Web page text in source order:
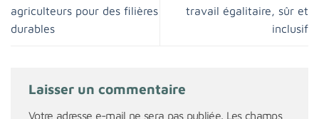
agriculteurs pour des filières
durables
travail égalitaire, sûr et
inclusif
Laisser un commentaire
Votre adresse e-mail ne sera pas publiée. Les champs